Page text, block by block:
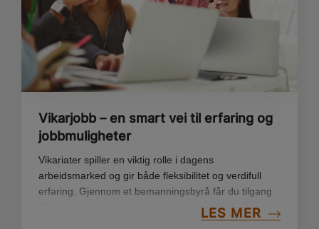
Vikarjobb – en smart vei til erfaring og
jobbmuligheter
Vikariater spiller en viktig rolle i dagens
arbeidsmarked og gir både fleksibilitet og verdifull
erfaring. Gjennom et bemanningsbyrå får du tilgang
til relevante jobbmuligheter, samtidig som du får
støtte og oppfølging på veien. Her er noen gode
LES MER